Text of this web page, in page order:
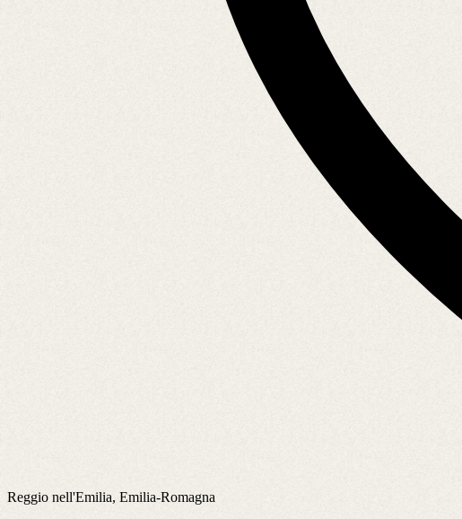
Reggio nell'Emilia, Emilia-Romagna